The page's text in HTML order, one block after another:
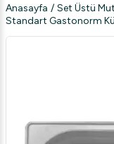
Anasayfa / Set Üstü
Standart Gastonorm